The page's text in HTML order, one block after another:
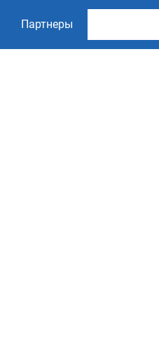
Партнеры